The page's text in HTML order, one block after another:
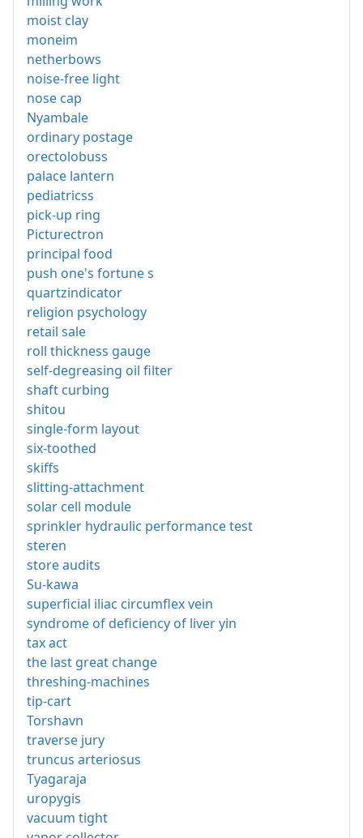
moist clay
moneim
netherbows
noise-free light
nose cap
Nyambale
ordinary postage
orectolobuss
palace lantern
pediatricss
pick-up ring
Picturectron
principal food
push one's fortune s
quartzindicator
religion psychology
retail sale
roll thickness gauge
self-degreasing oil filter
shaft curbing
shitou
single-form layout
six-toothed
skiffs
slitting-attachment
solar cell module
sprinkler hydraulic performance test
steren
store audits
Su-kawa
superficial iliac circumflex vein
syndrome of deficiency of liver yin
tax act
the last great change
threshing-machines
tip-cart
Torshavn
traverse jury
truncus arteriosus
Tyagaraja
uropygis
vacuum tight